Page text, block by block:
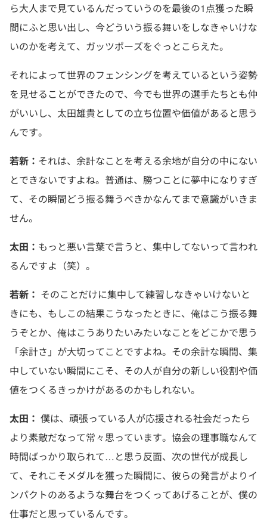
ら大人まで見ているんだっていうのを最後の1点獲った瞬
間にふと思い出し、今どういう振る舞いをしなきゃいけな
いのかを考えて、ガッツポーズをぐっとこらえた。
それによって世界のフェンシングを考えているという姿勢
を見せることができたので、今でも世界の選手たちとも仲
がいいし、太田雄貴としての立ち位置や価値があると思う
んです。
若新： それは、余計なことを考える余地が自分の中にない
とできないですよね。普通は、勝つことに夢中になりすぎ
て、その瞬間どう振る舞うべきかなんてまで意識がいきま
せん。
太田： もっと悪い言葉で言うと、集中してないって言われ
るんですよ（笑）。
若新： そのことだけに集中して練習しなきゃいけないと
きにも、もしこの結果こうなったときに、俺はこう振る舞
うぞとか、俺はこうありたいみたいなことをどこかで思う
「余計さ」が大切ってことですよね。その余計な瞬間、集
中していない瞬間にこそ、その人が自分の新しい役割や価
値をつくるきっかけがあるのかもしれない。
太田： 僕は、頑張っている人が応援される社会だったら
より素敵だなって常々思っています。協会の理事職なんて
時間ばっかり取られて…と思う反面、次の世代が成長し
て、それこそメダルを獲った瞬間に、彼らの発言がよりイ
ンパクトのあるような舞台をつくってあげることが、僕の
仕事だと思っているんです。